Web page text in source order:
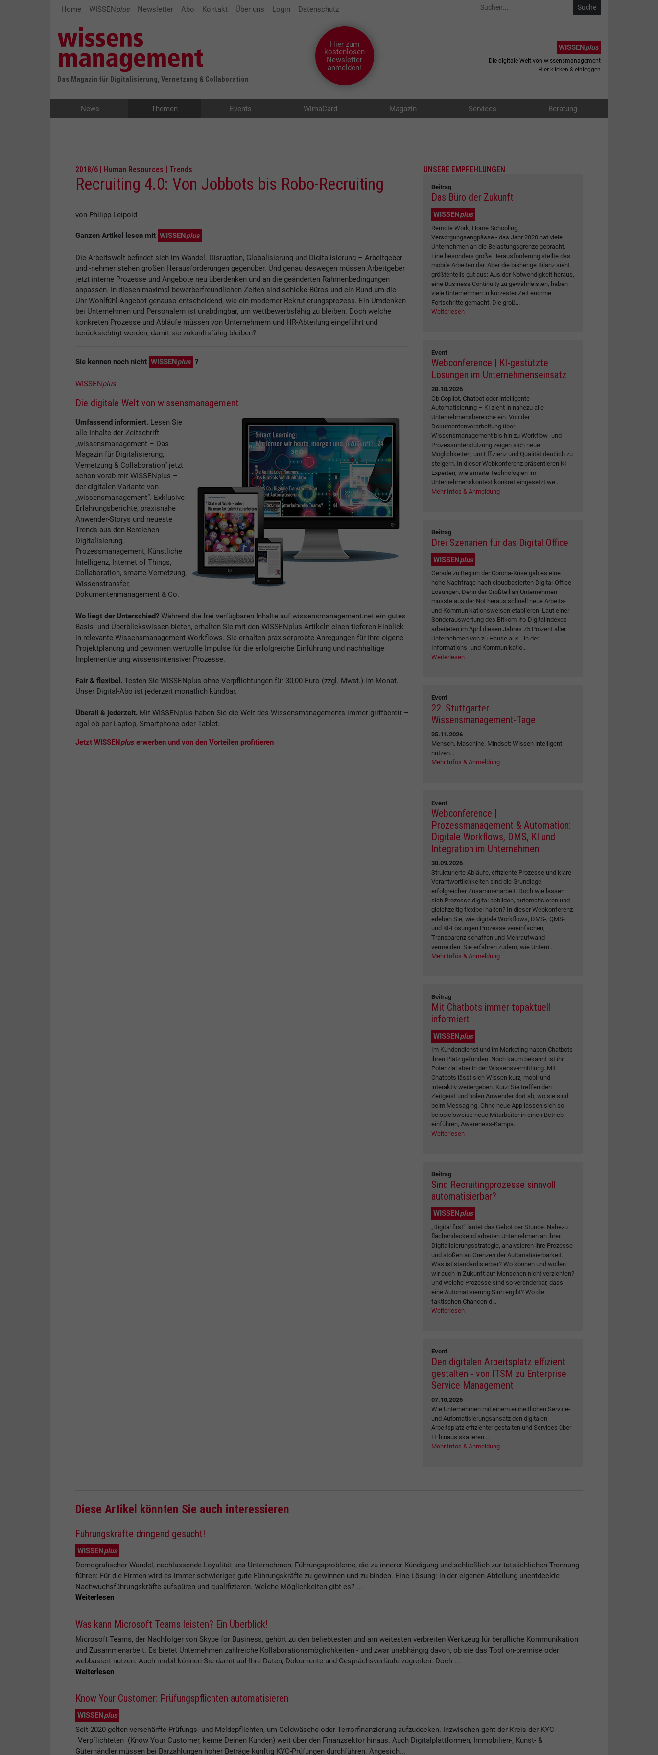
Home WISSENplus Newsletter Abo Kontakt Über uns Login Datenschutz
Das Magazin für Digitalisierung, Vernetzung & Collaboration
Hier zum
kostenlosen
Newsletter
anmelden!
WISSENplus
Die digitale Welt von wissensmanagement
Hier klicken & einloggen
News Themen Events WimaCard Magazin Services Beratung
2018/6 | Human Resources | Trends
Recruiting 4.0: Von Jobbots bis Robo-Recruiting
von Philipp Leipold
Ganzen Artikel lesen mit WISSEN plus
Die Arbeitswelt befindet sich im Wandel. Disruption, Globalisierung und Digitalisierung – Arbeitgeber
und -nehmer stehen großen Herausforderungen gegenüber. Und genau deswegen müssen Arbeitgeber
jetzt interne Prozesse und Angebote neu überdenken und an die geänderten Rahmenbedingungen
anpassen. In diesen maximal bewerberfreundlichen Zeiten sind schicke Büros und ein Rund-um-die-
Uhr-Wohlfühl-Angebot genauso entscheidend, wie ein moderner Rekrutierungsprozess. Ein Umdenken
bei Unternehmen und Personalern ist unabdingbar, um wettbewerbsfähig zu bleiben. Doch welche
konkreten Prozesse und Abläufe müssen von Unternehmern und HR-Abteilung eingeführt und
berücksichtigt werden, damit sie zukunftsfähig bleiben?
Sie kennen noch nicht WISSEN plus ?
WISSEN plus
Die digitale Welt von wissensmanagement
Umfassend informiert. Lesen Sie
alle Inhalte der Zeitschrift
„wissensmanagement – Das
Magazin für Digitalisierung,
Vernetzung & Collaboration“ jetzt
schon vorab mit WISSENplus –
der digitalen Variante von
„wissensmanagement“. Exklusive
Erfahrungsberichte, praxisnahe
Anwender-Storys und neueste
Trends aus den Bereichen
Digitalisierung,
Prozessmanagement, Künstliche
Intelligenz, Internet of Things,
Collaboration, smarte Vernetzung,
Wissenstransfer,
Dokumentenmanagement & Co.
Wo liegt der Unterschied?Während die frei verfügbaren Inhalte auf wissensmanagement.net ein gutes
Basis- und Überblickswissen bieten, erhalten Sie mit den WISSENplus-Artikeln einen tieferen Einblick
in relevante Wissensmanagement-Workflows. Sie erhalten praxiserprobte Anregungen für Ihre eigene
Projektplanung und gewinnen wertvolle Impulse für die erfolgreiche Einführung und nachhaltige
Implementierung wissensintensiver Prozesse.
Fair & flexibel. Testen Sie WISSENplus ohne Verpflichtungen für 30,00 Euro (zzgl. Mwst.) im Monat.
Unser Digital-Abo ist jederzeit monatlich kündbar.
Überall & jederzeit. Mit WISSENplus haben Sie die Welt des Wissensmanagements immer griffbereit –
egal ob per Laptop, Smartphone oder Tablet.
Jetzt WISSEN pluserwerben und von den Vorteilen profitieren
UNSERE EMPFEHLUNGEN
Beitrag
Das Büro der Zukunft
WISSENplus
Remote Work, Home Schooling,
Versorgungsengpässe - das Jahr 2020 hat viele
Unternehmen an die Belastungsgrenze gebracht.
Eine besonders große Herausforderung stellte das
mobile Arbeiten dar. Aber die bisherige Bilanz sieht
größtenteils gut aus: Aus der Notwendigkeit heraus,
eine Business Continuity zu gewährleisten, haben
viele Unternehmen in kürzester Zeit enorme
Fortschritte gemacht. Die groß...
Weiterlesen
Event
Webconference | KI-gestützte
Lösungen im Unternehmenseinsatz
28.10.2026
Ob Copilot, Chatbot oder intelligente
Automatisierung – KI zieht in nahezu alle
Unternehmensbereiche ein. Von der
Dokumentenverarbeitung über
Wissensmanagement bis hin zu Workflow- und
Prozessunterstützung zeigen sich neue
Möglichkeiten, um Effizienz und Qualität deutlich zu
steigern. In dieser Webkonferenz präsentieren KI-
Experten, wie smarte Technologien im
Unternehmenskontext konkret eingesetzt we...
Mehr Infos & Anmeldung
Beitrag
Drei Szenarien für das Digital Office
WISSENplus
Gerade zu Beginn der Corona-Krise gab es eine
hohe Nachfrage nach cloudbasierten Digital-Office-
Lösungen. Denn der Großteil an Unternehmen
musste aus der Not heraus schnell neue Arbeits-
und Kommunikationsweisen etablieren. Laut einer
Sonderauswertung des Bitkom-ifo-Digitalindexes
arbeiteten im April diesen Jahres 75 Prozent aller
Unternehmen von zu Hause aus - in der
Informations- und Kommunikatio...
Weiterlesen
Event
22. Stuttgarter
Wissensmanagement-Tage
25.11.2026
Mensch. Maschine. Mindset: Wissen intelligent
nutzen...
Mehr Infos & Anmeldung
Event
Webconference |
Prozessmanagement & Automation:
Digitale Workflows, DMS, KI und
Integration im Unternehmen
30.09.2026
Strukturierte Abläufe, effiziente Prozesse und klare
Verantwortlichkeiten sind die Grundlage
erfolgreicher Zusammenarbeit. Doch wie lassen
sich Prozesse digital abbilden, automatisieren und
gleichzeitig flexibel halten? In dieser Webkonferenz
erleben Sie, wie digitale Workflows, DMS-, QMS-
und KI-Lösungen Prozesse vereinfachen,
Transparenz schaffen und Mehraufwand
vermeiden. Sie erfahren zudem, wie Untern...
Mehr Infos & Anmeldung
Beitrag
Mit Chatbots immer topaktuell
informiert
WISSENplus
Im Kundendienst und im Marketing haben Chatbots
ihren Platz gefunden. Noch kaum bekannt ist ihr
Potenzial aber in der Wissensvermittlung. Mit
Chatbots lässt sich Wissen kurz, mobil und
interaktiv weitergeben. Kurz: Sie treffen den
Zeitgeist und holen Anwender dort ab, wo sie sind:
beim Messaging. Ohne neue App lassen sich so
beispielsweise neue Mitarbeiter in einen Betrieb
einführen, Awareness-Kampa...
Weiterlesen
Beitrag
Sind Recruitingprozesse sinnvoll
automatisierbar?
WISSENplus
„Digital first“ lautet das Gebot der Stunde. Nahezu
flächendeckend arbeiten Unternehmen an ihrer
Digitalisierungsstrategie, analysieren ihre Prozesse
und stoßen an Grenzen der Automatisierbarkeit.
Was ist standardisierbar? Wo können und wollen
wir auch in Zukunft auf Menschen nicht verzichten?
Und welche Prozesse sind so veränderbar, dass
eine Automatisierung Sinn ergibt? Wo die
faktischen Chancen d...
Weiterlesen
Event
Den digitalen Arbeitsplatz effizient
gestalten - von ITSM zu Enterprise
Service Management
07.10.2026
Wie Unternehmen mit einem einheitlichen Service-
und Automatisierungsansatz den digitalen
Arbeitsplatz effizienter gestalten und Services über
IT hinaus skalieren....
Mehr Infos & Anmeldung
Diese Artikel könnten Sie auch interessieren
Führungskräfte dringend gesucht!
WISSENplus
Demografischer Wandel, nachlassende Loyalität ans Unternehmen, Führungsprobleme, die zu innerer Kündigung und schließlich zur tatsächlichen Trennung
führen: Für die Firmen wird es immer schwieriger, gute Führungskräfte zu gewinnen und zu binden. Eine Lösung: in der eigenen Abteilung unentdeckte
Nachwuchsführungskräfte aufspüren und qualifizieren. Welche Möglichkeiten gibt es? ...
Weiterlesen
Was kann Microsoft Teams leisten? Ein Überblick!
Microsoft Teams, der Nachfolger von Skype for Business, gehört zu den beliebtesten und am weitesten verbreiten Werkzeug für berufliche Kommunikation
und Zusammenarbeit. Es bietet Unternehmen zahlreiche Kollaborationsmöglichkeiten - und zwar unabhängig davon, ob sie das Tool on-premise oder
webbasiert nutzen. Auch mobil können Sie damit auf Ihre Daten, Dokumente und Gesprächsverläufe zugreifen. Doch ...
Weiterlesen
Know Your Customer: Prüfungspflichten automatisieren
WISSEN plus
Seit 2020 gelten verschärfte Prüfungs- und Meldepflichten, um Geldwäsche oder Terrorfinanzierung aufzudecken. Inzwischen geht der Kreis der KYC-
"Verpflichteten" (Know Your Customer, kenne Deinen Kunden) weit über den Finanzsektor hinaus. Auch Digitalplattformen, Immobilien-, Kunst- &
Güterhändler müssen bei Barzahlungen hoher Beträge künftig KYC-Prüfungen durchführen. Angesich...